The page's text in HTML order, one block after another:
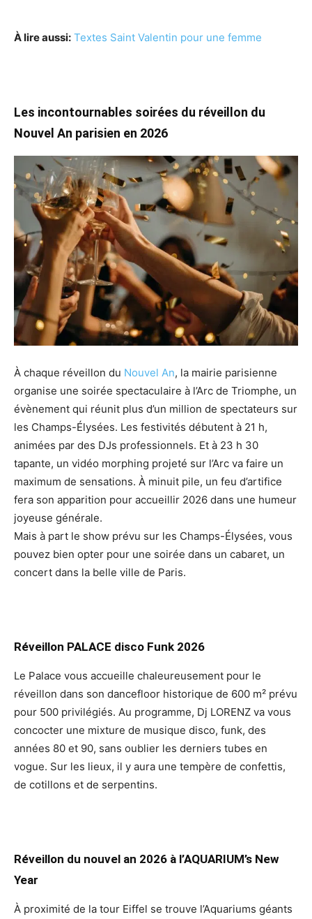
À lire aussi: Textes Saint Valentin pour une femme
Les incontournables soirées du réveillon du
Nouvel An parisien en 2026
À chaque réveillon du Nouvel An, la mairie parisienne
organise une soirée spectaculaire à l’Arc de Triomphe, un
évènement qui réunit plus d’un million de spectateurs sur
les Champs-Élysées. Les festivités débutent à 21 h,
animées par des DJs professionnels. Et à 23 h 30
tapante, un vidéo morphing projeté sur l’Arc va faire un
maximum de sensations. À minuit pile, un feu d’artifice
fera son apparition pour accueillir 2026 dans une humeur
joyeuse générale.
Mais à part le show prévu sur les Champs-Élysées, vous
pouvez bien opter pour une soirée dans un cabaret, un
concert dans la belle ville de Paris.
Réveillon PALACE disco Funk 2026
Le Palace vous accueille chaleureusement pour le
réveillon dans son dancefloor historique de 600 m² prévu
pour 500 privilégiés. Au programme, Dj LORENZ va vous
concocter une mixture de musique disco, funk, des
années 80 et 90, sans oublier les derniers tubes en
vogue. Sur les lieux, il y aura une tempère de confettis,
de cotillons et de serpentins.
Réveillon du nouvel an 2026 à l’AQUARIUM’s New
Year
À proximité de la tour Eiffel se trouve l’Aquariums géants